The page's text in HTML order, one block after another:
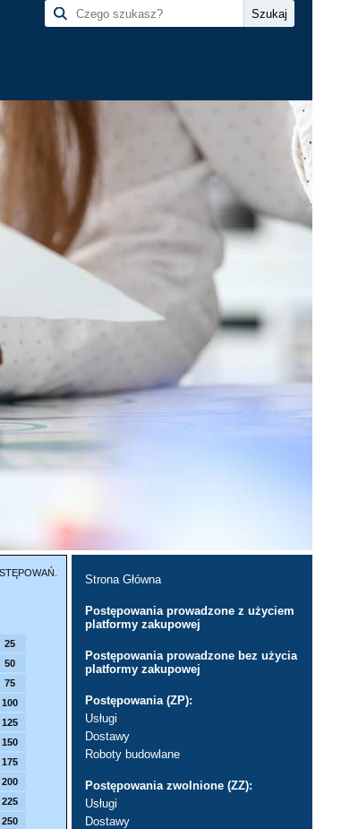
25
50
75
100
125
150
175
200
225
250
Strona Główna
Postępowania prowadzone z użyciem
platformy zakupowej
Postępowania prowadzone bez użycia
platformy zakupowej
Postępowania (ZP):
Usługi
Dostawy
Roboty budowlane
Postępowania zwolnione (ZZ):
Usługi
Dostawy